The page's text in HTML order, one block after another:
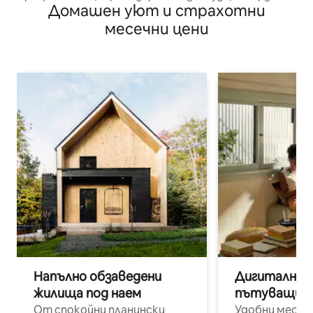
маса, стая за игри
Домашен уют и страхотни
месечни цени
Напълно обзаведени
жилища под наем
От спокойни планински
Дигитални
пътуващи
Удобни